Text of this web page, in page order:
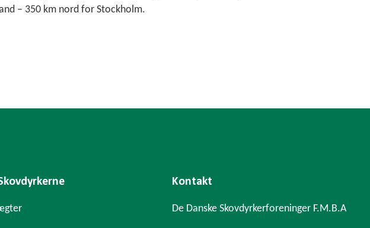
– 350 km nord for Stockholm.
Kontakt
De Danske Skovdyrkerforeninger F.M.B.A